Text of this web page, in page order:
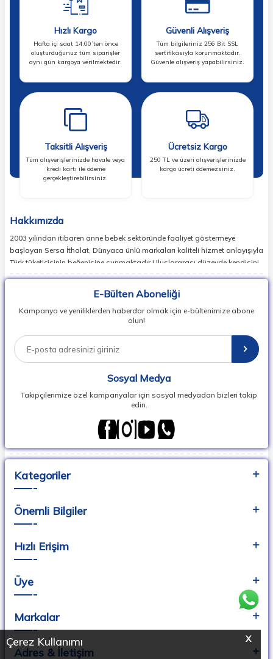
X
Çerez Kullanımı
Hızlı Kargo
Hafta içi saat 14:00’ten önce
oluşturduğunuz tüm siparişler
aynı gün kargoya verilmektedir.
Güvenli Alışveriş
Tüm bilgileriniz 256 Bit SSL
sertifikasıyla korunmaktadır.
Güvenle alışveriş yapabilirsiniz.
Taksitli Alışveriş
Tüm alışverişlerinizde havale veya
kredi kartı ile ödeme
gerçekleştirebilirsiniz.
Ücretsiz Kargo
250 TL ve üzeri alışverişlerinizde
kargo ücreti ödemezsiniz.
Hakkımızda
2003 yılından itibaren anne bebek sektöründe faaliyet göstermeye
başlayan Sersa İthalat, Dünyaca ünlü markaları kaliteli hizmet anlayışıyla
Türk tüketicisinin beğenisine sunmaktadır.Uluslararası düzeyde kendisini
ispatlamış en doğru markaları sizlerle buluşturan Sersa İthalat,
Dünyada en popüler bebek markalarının ürün koleksiyonlarının
vipbebek.com ile satışını sağlıyor, Herkesin kolay ulaşabilmesi adına
Dünyada en popüler bebek markalarının ürün koleksiyonlarını uygun fiyat
ve hızlı teslimat ile siz değerli kullanıcılarına sunuyor.
Sersa İthalat , Bebek Araç Gereçleri Üreticileri, İthalatçıları ve
E-Bülten Aboneliği
Kampanya ve yeniliklerden haberdar olmak için e-bültenimize abone
olun!
Sosyal Medya
Takipçilerimize özel kampanyalar için sosyal medyadan bizleri takip
edin.
Kategoriler
Önemli Bilgiler
Hızlı Erişim
Üye
Markalar
Adres & İletişim